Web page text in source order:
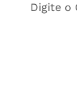
Digite o